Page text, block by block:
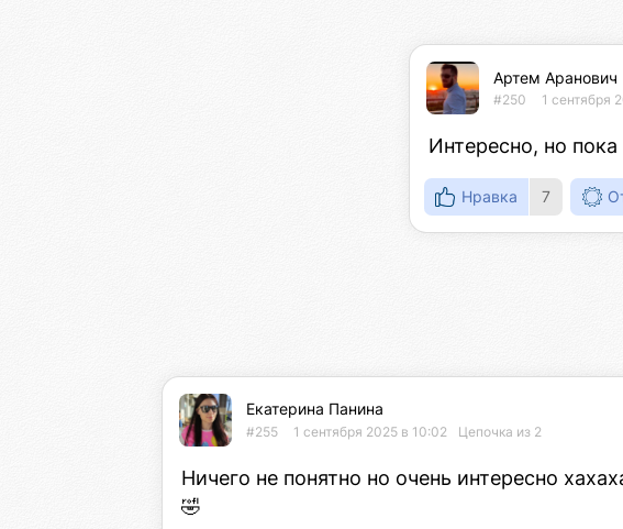
Артем Аранович
#250 1 сентября
Интересно, но
Нравка 7
Екатерина Панина
#255 1 сентября 2025 в 10:02 Цепочка из 2
Ничего не понятно но очень интересно
🤣